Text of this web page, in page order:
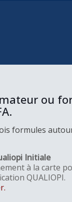
ou
formules
Initiale
à la carte
QUALIOPI.